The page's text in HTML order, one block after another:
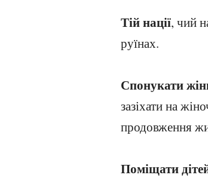
Тій нації, чий
руїнах.
Спонукати
зазіхати на
продовження
Поміщати